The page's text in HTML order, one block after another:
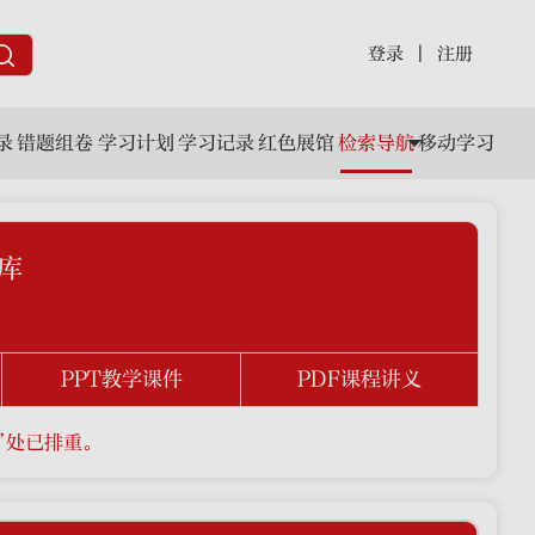
登录 注册
错题组卷 学习计划学习记录红色展馆检索导航移动学习
PPT教学课件 PDF课程讲义
已排重。